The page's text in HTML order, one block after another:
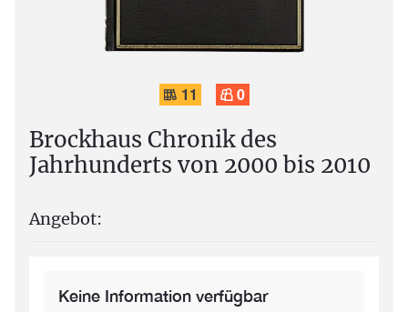
11 0
Brockhaus Chronik des
Jahrhunderts von 2000 bis 2010
Angebot:
Keine Information verfügbar